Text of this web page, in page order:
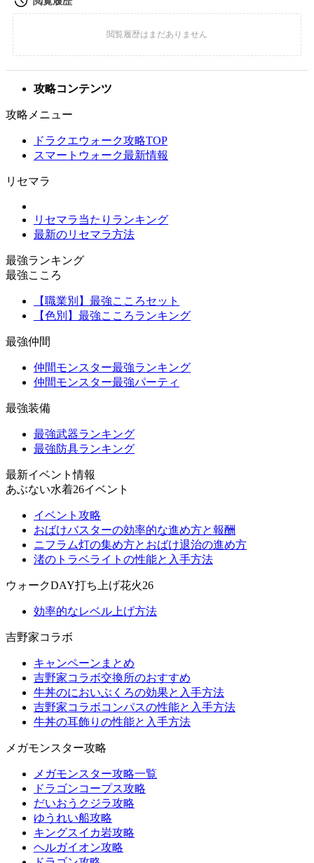
攻略コンテンツ
攻略メニュー
ドラクエウォーク攻略TOP
スマートウォーク最新情報
リセマラ
リセマラ当たりランキング
最新のリセマラ方法
最強ランキング
最強こころ
【職業別】最強こころセット
【色別】最強こころランキング
最強仲間
仲間モンスター最強ランキング
仲間モンスター最強パーティ
最強装備
最強武器ランキング
最強防具ランキング
最新イベント情報
あぶない水着26イベント
イベント攻略
おばけバスターの効率的な進め方と報酬
ニフラム灯の集め方とおばけ退治の進め方
渚のトラベライトの性能と入手方法
ウォークDAY打ち上げ花火26
効率的なレベル上げ方法
吉野家コラボ
キャンペーンまとめ
吉野家コラボ交換所のおすすめ
牛丼のにおいぶくろの効果と入手方法
吉野家コラボコンパスの性能と入手方法
牛丼の耳飾りの性能と入手方法
メガモンスター攻略
メガモンスター攻略一覧
ドラゴンコープス攻略
だいおうクジラ攻略
ゆうれい船攻略
キングスイカ岩攻略
ヘルガイオン攻略